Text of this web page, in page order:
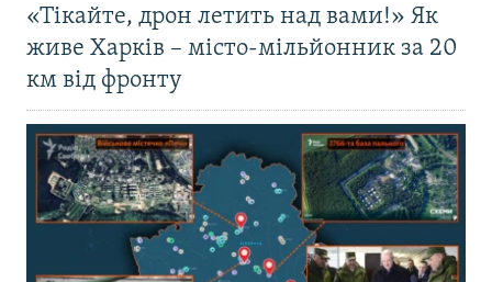
«Тікайте, дрон летить над вами!» Як
живе Харків – місто-мільйонник за 20
км від фронту